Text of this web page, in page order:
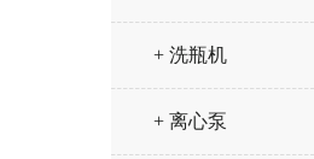
+ 洗瓶机
+ 离心泵